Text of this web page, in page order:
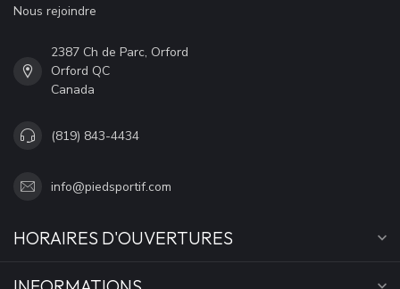
Nous rejoindre
2387 Ch de Parc, Orford
Orford QC
Canada
(819) 843-4434
info@piedsportif.com
HORAIRES D'OUVERTURES